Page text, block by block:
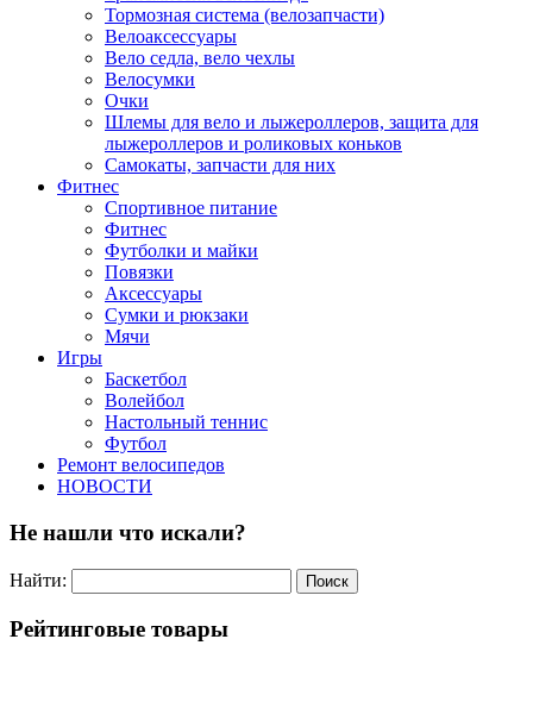
Тормозная система (велозапчасти)
Велоаксессуары
Вело седла, вело чехлы
Велосумки
Очки
Шлемы для вело и лыжероллеров, защита для
лыжероллеров и роликовых коньков
Самокаты, запчасти для них
Фитнес
Спортивное питание
Фитнес
Футболки и майки
Повязки
Аксессуары
Сумки и рюкзаки
Мячи
Игры
Баскетбол
Волейбол
Настольный теннис
Футбол
Ремонт велосипедов
НОВОСТИ
Не нашли что искали?
Найти:
Рейтинговые товары